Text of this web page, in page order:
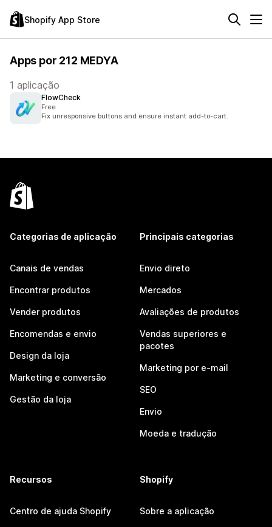
Shopify App Store
Apps por 212 MEDYA
1 aplicação
FlowCheck
Free
Fix unresponsive buttons and ensure instant add-to-cart.
Categorias de aplicação
Canais de vendas
Encontrar produtos
Vender produtos
Encomendas e envio
Design da loja
Marketing e conversão
Gestão da loja
Principais categorias
Envio direto
Mercados
Avaliações de produtos
Vendas superiores e
pacotes
Marketing por e-mail
SEO
Envio
Moeda e tradução
Recursos
Centro de ajuda Shopify
Shopify
Sobre a aplicação